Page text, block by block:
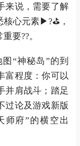
来说，需要了解
心元素▶?⛳，
要??。
“神秘岛”的到
富程度：你可以
并肩战斗；踏足
过论及游戏新版
师府”的横空出